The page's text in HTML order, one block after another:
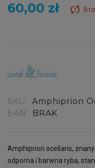
60,00 zł sync_problem
SKU: Amphiprion
EAN:
BRAK
Amphiprion ocellaris,
odporna i barwna ryba,